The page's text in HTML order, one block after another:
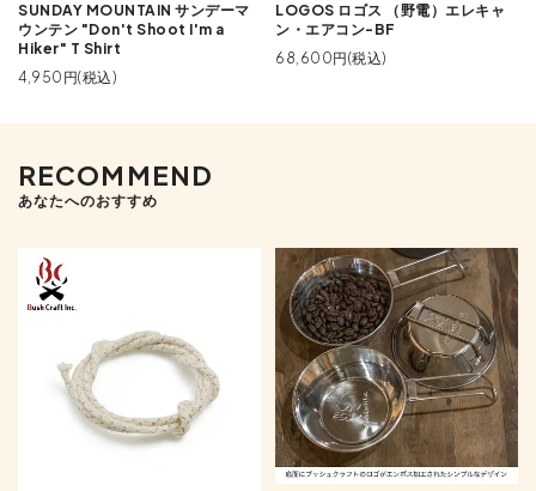
SUNDAY MOUNTAIN サンデーマ
ウンテン "Don't Shoot I'm a
Hiker" T Shirt
4,950円(税込)
LOGOS ロゴス （野電）エレキャ
ン・エアコン-BF
68,600円(税込)
RECOMMEND
あなたへのおすすめ